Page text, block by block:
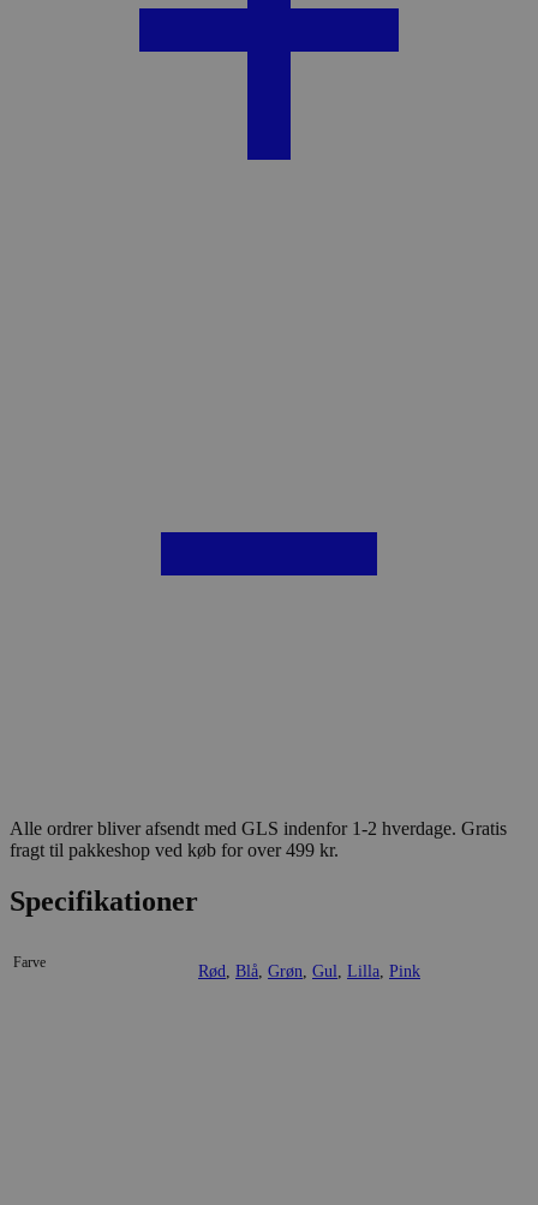
Alle ordrer bliver afsendt med GLS indenfor 1-2 hverdage. Gratis
fragt til pakkeshop ved køb for over 499 kr.
Specifikationer
Farve Rød, Blå, Grøn, Gul, Lilla, Pink